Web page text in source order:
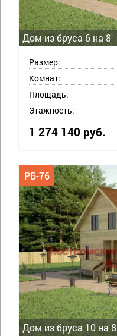
Дом из бруса 6 на 8
Размер:
Комнат:
Площадь:
Этажность:
1 274 140 руб.
Дом из бруса 10 на 8
РБ-76